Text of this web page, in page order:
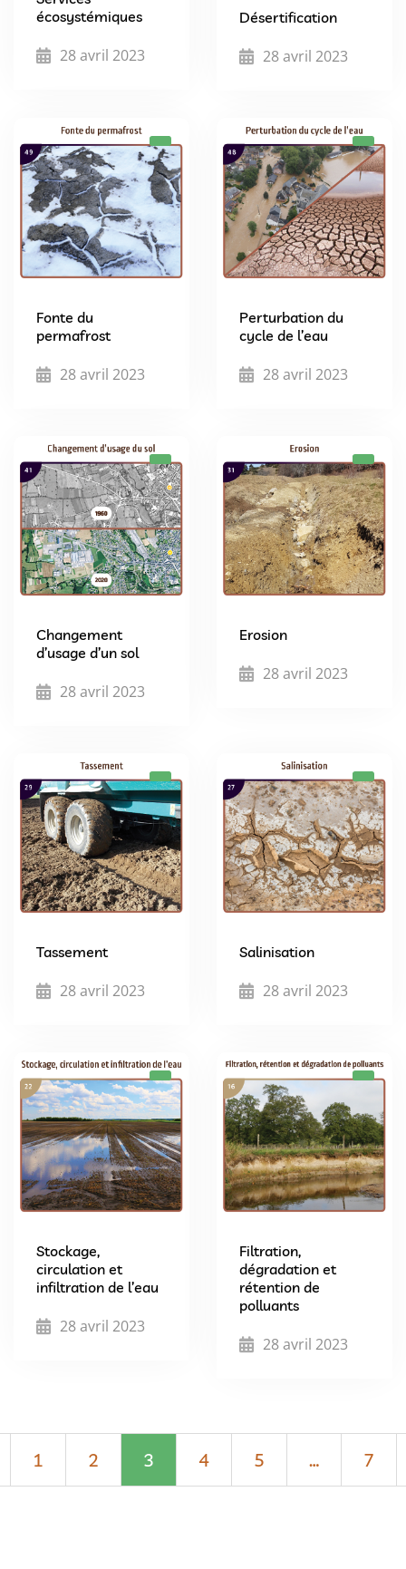
écosystémiques
28 avril 2023
Désertification
28 avril 2023
Fonte du
permafrost
28 avril 2023
Perturbation du
cycle de l’eau
28 avril 2023
Changement
d’usage d’un sol
28 avril 2023
Erosion
28 avril 2023
Tassement
28 avril 2023
Salinisation
28 avril 2023
Stockage,
circulation et
infiltration de l’eau
28 avril 2023
Filtration,
dégradation et
rétention de
polluants
28 avril 2023
1 2 3 4 5 … 7